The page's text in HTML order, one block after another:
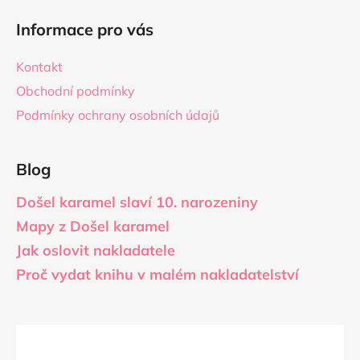
Informace pro vás
Kontakt
Obchodní podmínky
Podmínky ochrany osobních údajů
Blog
Došel karamel slaví 10. narozeniny
Mapy z Došel karamel
Jak oslovit nakladatele
Proč vydat knihu v malém nakladatelství